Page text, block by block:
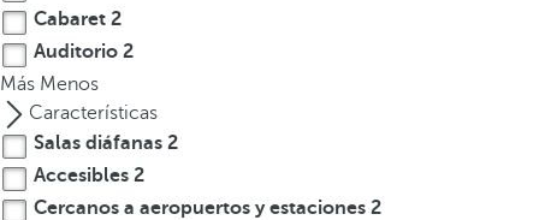
t
e
c
l
a
d
e
Cabaret 2
Auditorio 2
Más Menos
Características
Salas diáfanas 2
Accesibles 2
Cercanos a aeropuertos y estaciones 2